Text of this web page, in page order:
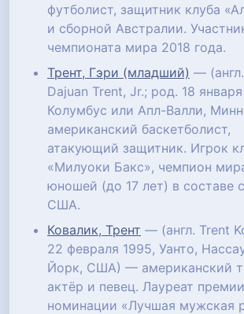
футболист, защитник клуба
и сборной Австралии.
чемпионата мира 2018 года.
Трент, Гэри (младший) —
Dajuan Trent, Jr.; род. 18
Колумбус или Апл-Валли,
американский баскетболист,
атакующий защитник. Игрок
«Милуоки Бакс», чемпион
юношей (до 17 лет) в составе
США.
Ковалик, Трент — (англ. Trent
22 февраля 1995, Уанто,
Йорк, США) — американский
актёр и певец. Лауреат
номинации «Лучшая мужская